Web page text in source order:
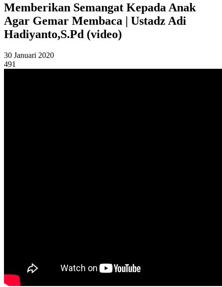
Memberikan Semangat Kepada Anak
Agar Gemar Membaca | Ustadz Adi
Hadiyanto,S.Pd (video)
30 Januari 2020
491